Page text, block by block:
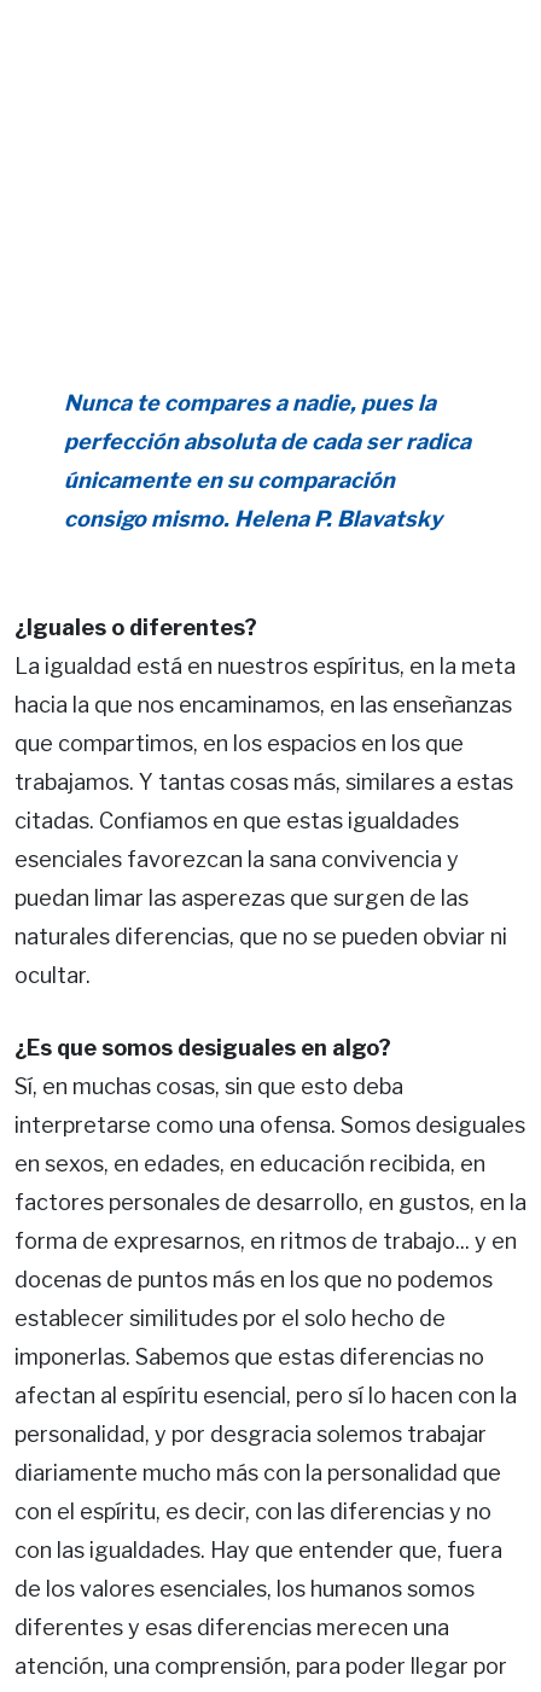
Nunca te compares a nadie, pues la
perfección absoluta de cada ser radica
únicamente en su comparación
consigo mismo. Helena P. Blavatsky
¿Iguales o diferentes?
La igualdad está en nuestros espíritus, en la meta
hacia la que nos encaminamos, en las enseñanzas
que compartimos, en los espacios en los que
trabajamos. Y tantas cosas más, similares a estas
citadas. Confiamos en que estas igualdades
esenciales favorezcan la sana convivencia y
puedan limar las asperezas que surgen de las
naturales diferencias, que no se pueden obviar ni
ocultar.
¿Es que somos desiguales en algo?
Sí, en muchas cosas, sin que esto deba
interpretarse como una ofensa. Somos desiguales
en sexos, en edades, en educación recibida, en
factores personales de desarrollo, en gustos, en la
forma de expresarnos, en ritmos de trabajo... y en
docenas de puntos más en los que no podemos
establecer similitudes por el solo hecho de
imponerlas. Sabemos que estas diferencias no
afectan al espíritu esencial, pero sí lo hacen con la
personalidad, y por desgracia solemos trabajar
diariamente mucho más con la personalidad que
con el espíritu, es decir, con las diferencias y no
con las igualdades. Hay que entender que, fuera
de los valores esenciales, los humanos somos
diferentes y esas diferencias merecen una
atención, una comprensión, para poder llegar por